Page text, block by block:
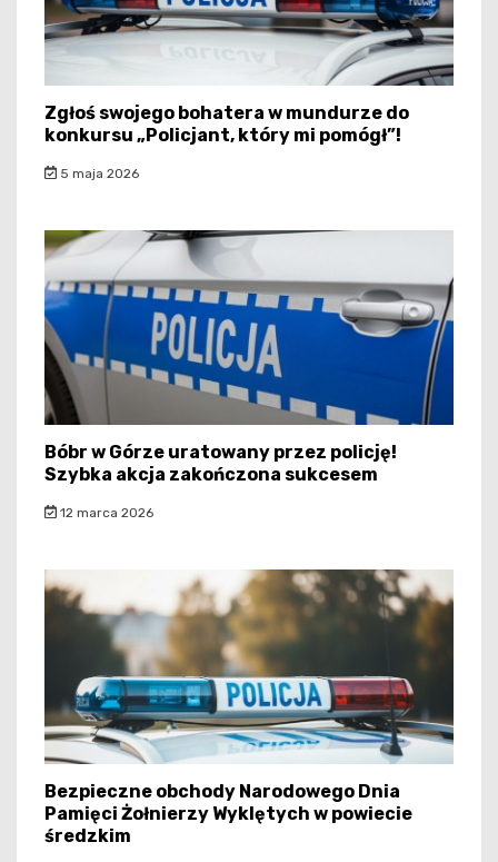
Zgłoś swojego bohatera w mundurze do
konkursu „Policjant, który mi pomógł”!
5 maja 2026
Bóbr w Górze uratowany przez policję!
Szybka akcja zakończona sukcesem
12 marca 2026
Bezpieczne obchody Narodowego Dnia
Pamięci Żołnierzy Wyklętych w powiecie
średzkim